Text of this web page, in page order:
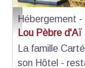
Lou Pèbre d'Aï -
Hébergement
Lou Pèbre d'Aï
La famille
son Hôtel -